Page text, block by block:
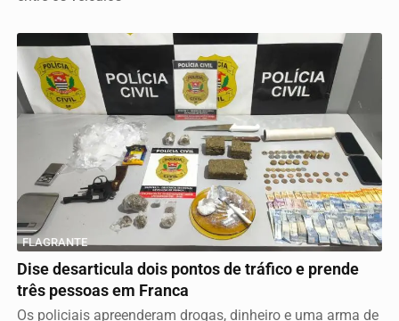
FLAGRANTE
Dise desarticula dois pontos de tráfico e prende
três pessoas em Franca
Os policiais apreenderam drogas, dinheiro e uma arma de